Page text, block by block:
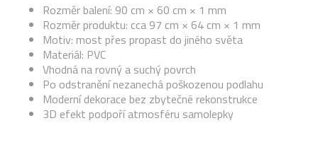
Rozměr balení: 90 cm × 60 cm × 1 mm
Rozměr produktu: cca 97 cm × 64 cm × 1 mm
Motiv: most přes propast do jiného světa
Materiál: PVC
Vhodná na rovný a suchý povrch
Po odstranění nezanechá poškozenou podlahu
Moderní dekorace bez zbytečné rekonstrukce
3D efekt podpoří atmosféru samolepky